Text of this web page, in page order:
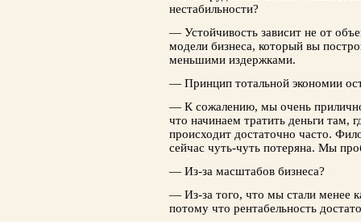
нестабильности?
— Устойчивость зависит не от
модели бизнеса, который вы
меньшими издержками.
— Принцип тотальной экономии
— К сожалению, мы очень
что начинаем тратить деньги там,
происходит достаточно часто.
сейчас чуть-чуть потеряна. Мы
— Из-за масштабов бизнеса?
— Из-за того, что мы стали менее
потому что рентабельность